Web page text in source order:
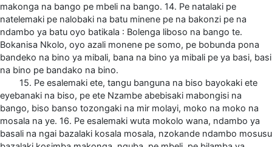
makonga na bango pe mbeli na bango. 14. Pe natalaki pe
natelemaki pe nalobaki na batu minene pe na bakonzi pe na
ndambo ya batu oyo batikala : Bolenga liboso na bango te.
Bokanisa Nkolo, oyo azali monene pe somo, pe bobunda pona
bandeko na bino ya mibali, bana na bino ya mibali pe ya basi, basi
na bino pe bandako na bino.
15. Pe esalemaki ete, tangu banguna na biso bayokaki ete
eyebanaki na biso, pe ete Nzambe abebisaki mabongisi na
bango, biso banso tozongaki na mir molayi, moko na moko na
mosala na ye. 16. Pe esalemaki wuta mokolo wana, ndambo ya
basali na ngai bazalaki kosala mosala, nzokande ndambo mosusu